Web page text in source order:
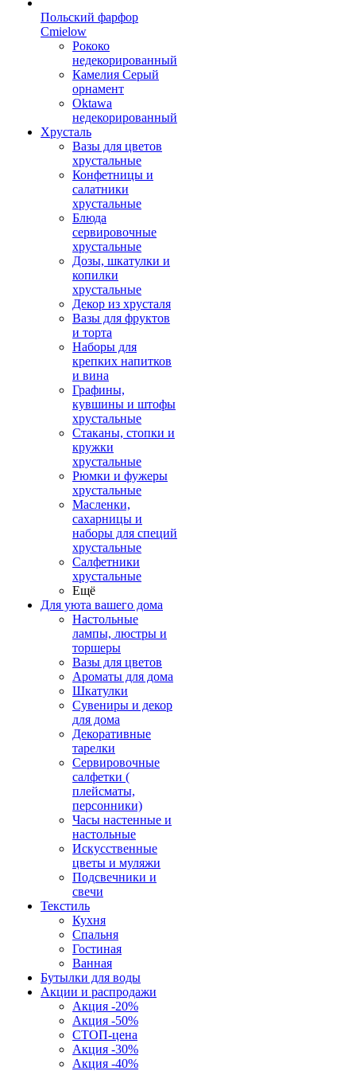
Польский фарфор
Сmielow
Рококо
недекорированный
Камелия Серый
орнамент
Oktawa
недекорированный
Хрусталь
Вазы для цветов
хрустальные
Конфетницы и
салатники
хрустальные
Блюда
сервировочные
хрустальные
Дозы, шкатулки и
копилки
хрустальные
Декор из хрусталя
Вазы для фруктов
и торта
Наборы для
крепких напитков
и вина
Графины,
кувшины и штофы
хрустальные
Стаканы, стопки и
кружки
хрустальные
Рюмки и фужеры
хрустальные
Масленки,
сахарницы и
наборы для специй
хрустальные
Салфетники
хрустальные
Ещё
Для уюта вашего дома
Настольные
лампы, люстры и
торшеры
Вазы для цветов
Ароматы для дома
Шкатулки
Сувениры и декор
для дома
Декоративные
тарелки
Сервировочные
салфетки (
плейсматы,
персонники)
Часы настенные и
настольные
Искусственные
цветы и муляжи
Подсвечники и
свечи
Текстиль
Кухня
Спальня
Гостиная
Ванная
Бутылки для воды
Акции и распродажи
Акция -20%
Акция -50%
СТОП-цена
Акция -30%
Акция -40%